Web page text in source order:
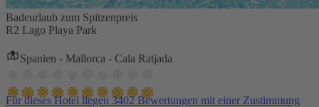
Badeurlaub zum Spitzenpreis
R2 Lago Playa Park
Spanien - Mallorca - Cala Ratjada
Für dieses Hotel liegen 3402 Bewertungen mit einer Zustimmung